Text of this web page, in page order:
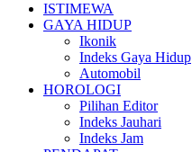
ISTIMEWA
GAYA HIDUP
Ikonik
Indeks Gaya Hidup
Automobil
HOROLOGI
Pilihan Editor
Indeks Jauhari
Indeks Jam